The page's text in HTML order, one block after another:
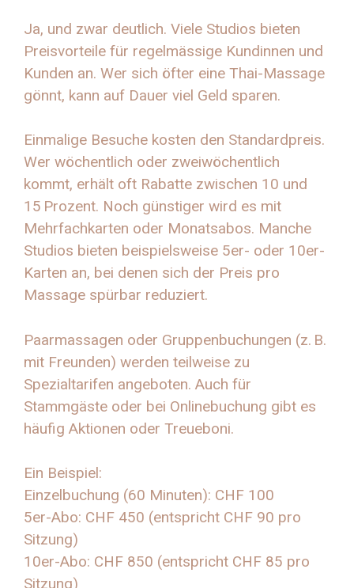
Ja, und zwar deutlich. Viele Studios bieten
Preisvorteile für regelmässige Kundinnen und
Kunden an. Wer sich öfter eine Thai-Massage
gönnt, kann auf Dauer viel Geld sparen.
Einmalige Besuche kosten den Standardpreis.
Wer wöchentlich oder zweiwöchentlich
kommt, erhält oft Rabatte zwischen 10 und
15 Prozent. Noch günstiger wird es mit
Mehrfachkarten oder Monatsabos. Manche
Studios bieten beispielsweise 5er- oder 10er-
Karten an, bei denen sich der Preis pro
Massage spürbar reduziert.
Paarmassagen oder Gruppenbuchungen (z. B.
mit Freunden) werden teilweise zu
Spezialtarifen angeboten. Auch für
Stammgäste oder bei Onlinebuchung gibt es
häufig Aktionen oder Treueboni.
Ein Beispiel:
Einzelbuchung (60 Minuten): CHF 100
5er-Abo: CHF 450 (entspricht CHF 90 pro
Sitzung)
10er-Abo: CHF 850 (entspricht CHF 85 pro
Sitzung)